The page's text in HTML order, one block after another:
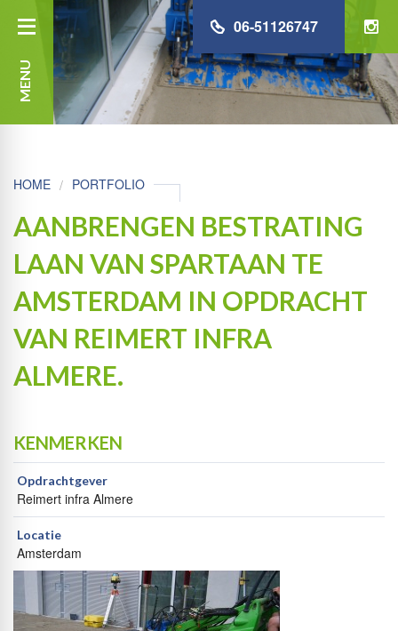
MENU
06-51126747
HOME PORTFOLIO
AANBRENGEN BESTRATING
LAAN VAN SPARTAAN TE
AMSTERDAM IN OPDRACHT
VAN REIMERT INFRA
ALMERE.
KENMERKEN
Opdrachtgever
Reimert infra Almere
Locatie
Amsterdam